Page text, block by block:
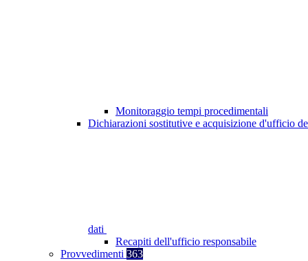
Monitoraggio tempi procedimentali
Dichiarazioni sostitutive e acquisizione d'ufficio
dati
Recapiti dell'ufficio responsabile
Provvedimenti 363